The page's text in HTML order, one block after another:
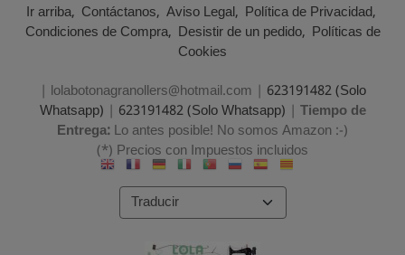
Ir arriba Contáctanos Aviso Legal Política de Privacidad
Condiciones de Compra Desistir de un pedido Políticas de
Cookies
| lolabotonagranollers@hotmail.com | 623191482 (Solo
Whatsapp) | 623191482 (Solo Whatsapp) | Tiempo de
Entrega:Lo antes posible! No somos Amazon :-)
(*) Precios con Impuestos incluidos